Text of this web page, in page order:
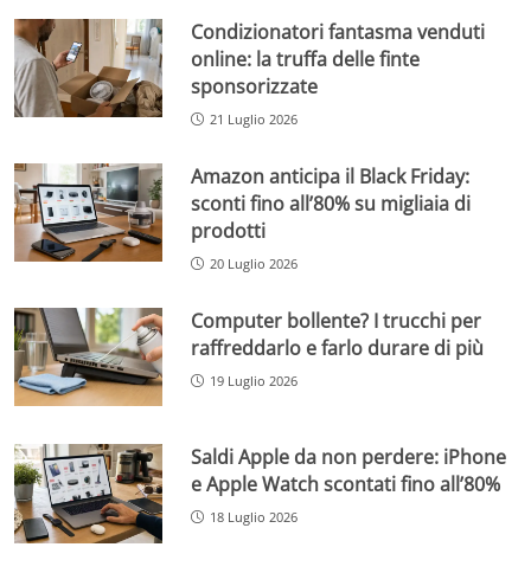
Condizionatori fantasma venduti
online: la truffa delle finte
sponsorizzate
21 Luglio 2026
Amazon anticipa il Black Friday:
sconti fino all’80% su migliaia di
prodotti
20 Luglio 2026
Computer bollente? I trucchi per
raffreddarlo e farlo durare di più
19 Luglio 2026
Saldi Apple da non perdere: iPhone
e Apple Watch scontati fino all’80%
18 Luglio 2026